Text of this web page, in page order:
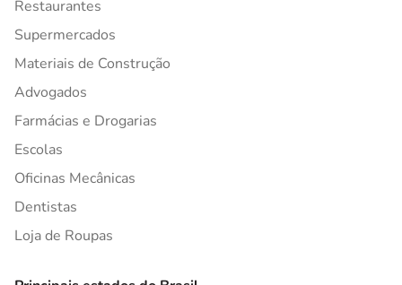
Restaurantes
Supermercados
Materiais de Construção
Advogados
Farmácias e Drogarias
Escolas
Oficinas Mecânicas
Dentistas
Loja de Roupas